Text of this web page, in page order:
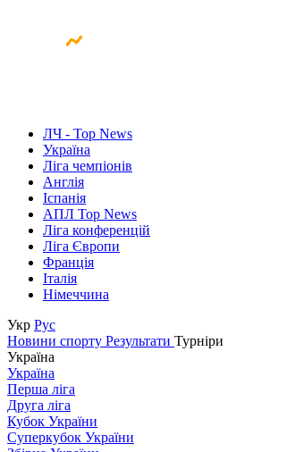
ЛЧ - Top News
Україна
Ліга чемпіонів
Англія
Іспанія
АПЛ Top News
Ліга конференцій
Ліга Європи
Франція
Італія
Німеччина
Укр Рус
Новини спорту Результати Турніри
Україна
Україна
Перша ліга
Друга ліга
Кубок України
Суперкубок України